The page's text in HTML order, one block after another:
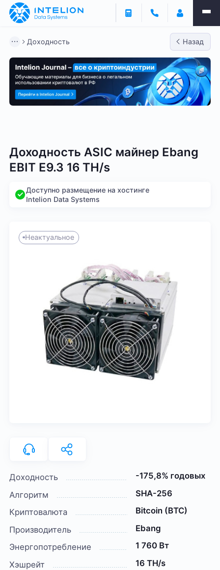
Доходность Назад
Доходность ASIC майнер Ebang
EBIT E9.3 16 TH/s
Доступно размещение на хостинге
Intelion Data Systems
Неактуальное
Доходность
-175,8% годовых
Алгоритм
SHA-256
Криптовалюта
Bitcoin (BTC)
Производитель
Ebang
Энергопотребление
1 760 Вт
Хэшрейт
16 TH/s